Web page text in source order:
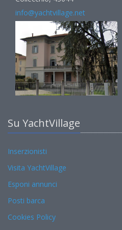
info@yachtvillage.net
Su YachtVillage
Inserzionisti
Visita YachtVillage
Esponi annunci
Posti barca
Cookies Policy